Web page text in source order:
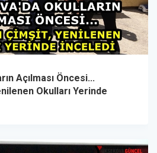
Açılması Öncesi...
Okulları Yerinde